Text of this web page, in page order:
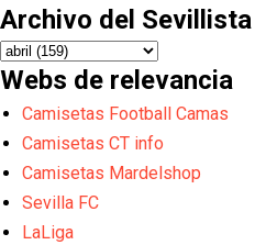
Archivo del Sevillista
Webs de relevancia
Camisetas Football Camas
Camisetas CT info
Camisetas Mardelshop
Sevilla FC
LaLiga